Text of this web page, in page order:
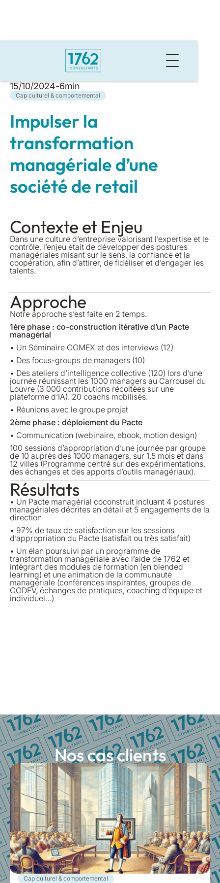
Retour aux cas d'usages
15/10/2024-6min
Cap culturel & comportemental
Impulser la
transformation
managériale d’une
société de retail
Contexte et Enjeu
Dans une culture d’entreprise valorisant l’expertise et le
contrôle, l’enjeu était de développer des postures
managériales misant sur le sens, la confiance et la
coopération, afin d’attirer, de fidéliser et d’engager les
talents.
Approche
Notre approche s’est faite en 2 temps.
1ère phase : co-construction itérative d’un Pacte
managérial
• Un Séminaire COMEX et des interviews (12)
• Des focus-groups de managers (10)
• Des ateliers d’intelligence collective (120) lors d’une
journée réunissant les 1000 managers au Carrousel du
Louvre (3 000 contributions récoltées sur une
plateforme d’IA). 20 coachs mobilisés.
• Réunions avec le groupe projet
2ème phase : déploiement du Pacte
• Communication (webinaire, ebook, motion design)
100 sessions d’appropriation d’une journée par groupe
de 10 auprès des 1000 managers, sur 1,5 mois et dans
12 villes (Programme centré sur des expérimentations,
des échanges et des apports d’outils managériaux).
Résultats
• Un Pacte managérial coconstruit incluant 4 postures
managériales décrites en détail et 5 engagements de la
direction
• 97% de taux de satisfaction sur les sessions
d’appropriation du Pacte (satisfait ou très satisfait)
• Un élan poursuivi par un programme de
transformation managériale avec l’aide de 1762 et
intégrant des modules de formation (en blended
learning) et une animation de la communauté
managériale (conférences inspirantes, groupes de
CODEV, échanges de pratiques, coaching d’équipe et
individuel…)
Nos cas clients
Cap culturel & comportemental